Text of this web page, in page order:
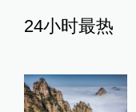
24小时最热